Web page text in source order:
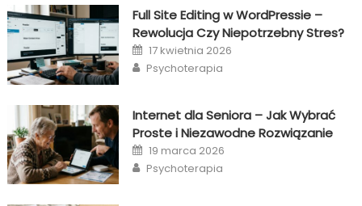
Full Site Editing w WordPressie –
Rewolucja Czy Niepotrzebny Stres?
Posted
on
17 kwietnia 2026
Author
Psychoterapia
Internet dla Seniora – Jak Wybrać
Proste i Niezawodne Rozwiązanie
Posted
on
19 marca 2026
Author
Psychoterapia